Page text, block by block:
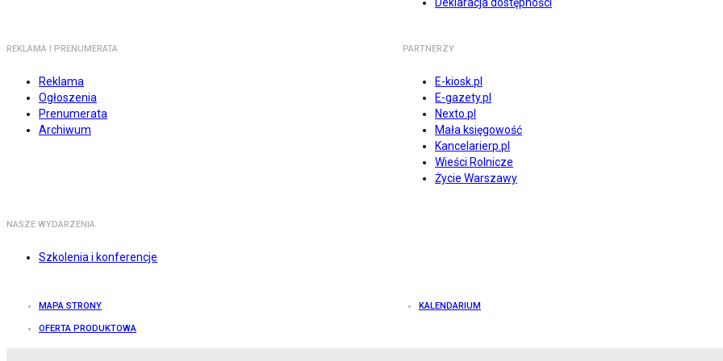
REKLAMA I PRENUMERATA
Reklama
Ogłoszenia
Prenumerata
Archiwum
PARTNERZY
E-kiosk.pl
E-gazety.pl
Nexto.pl
Mała księgowość
Kancelarierp.pl
Wieści Rolnicze
Życie Warszawy
NASZE WYDARZENIA
Szkolenia i konferencje
MAPA STRONY KALENDARIUM
OFERTA PRODUKTOWA